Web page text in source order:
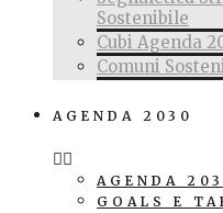
Sostenibile
Cubi Agenda
Comuni
AGENDA 2030
AGENDA
GOALS E